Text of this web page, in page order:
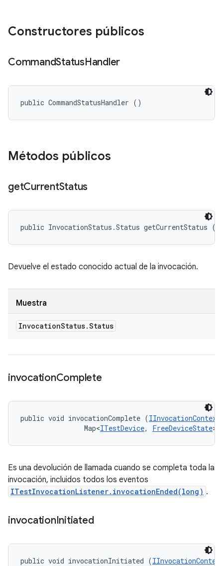
Constructores públicos
CommandStatusHandler
public CommandStatusHandler ()
Métodos públicos
getCurrentStatus
public InvocationStatus.Status getCurrentStatus ()
Devuelve el estado conocido actual de la invocación.
Muestra
InvocationStatus.Status
invocationComplete
public void invocationComplete (IInvocationContext
                Map<
ITestDevice, FreeDeviceState>
Es una devolución de llamada cuando se completa toda la
invocación, incluidos todos los eventos
ITestInvocationListener.invocationEnded(long) .
invocationInitiated
public void invocationInitiated (